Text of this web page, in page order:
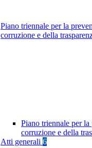
Piano triennale per la
corruzione e della
Piano triennale per
corruzione e della
Atti generali 6